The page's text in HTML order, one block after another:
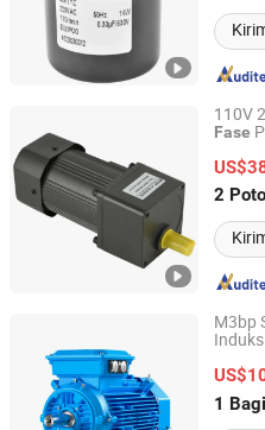
110V
Fase
2
Ningbo Derry E&M Tech Co.,
Zhejiang, China
M3bp
1
Shiny-Control Technology
Beijing, China